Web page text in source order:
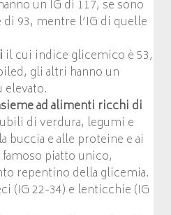
un IG di 117, se sono
di 93, mentre l’IG di quelle
il cui indice glicemico è 53,
gli altri hanno un
ad alimenti ricchi di
di verdura, legumi e
buccia e alle proteine e ai
piatto unico,
repentino della glicemia.
(IG 22-34) e lenticchie (IG